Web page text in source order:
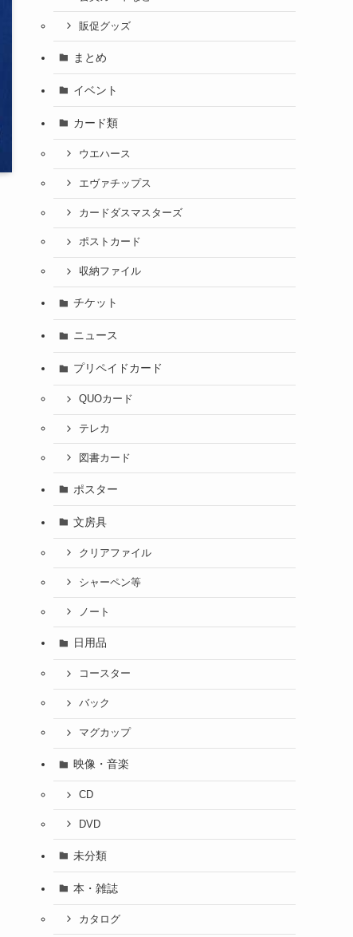
販促グッズ
まとめ
イベント
カード類
ウエハース
エヴァチップス
カードダスマスターズ
ポストカード
収納ファイル
チケット
ニュース
プリペイドカード
QUOカード
テレカ
図書カード
ポスター
文房具
クリアファイル
シャーペン等
ノート
日用品
コースター
バック
マグカップ
映像・音楽
CD
DVD
未分類
本・雑誌
カタログ